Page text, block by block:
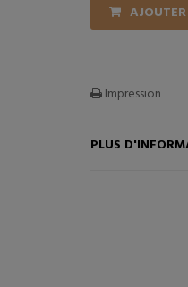
Impression
PLUS
AJOUTER AU PANIER